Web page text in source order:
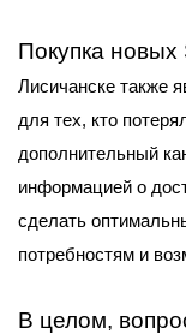
Покупка новых
Лисичанске также
для тех, кто
дополнительный
информацией о
сделать
потребностям и
В целом,